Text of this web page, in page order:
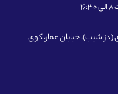
خیابان عمار، کوی